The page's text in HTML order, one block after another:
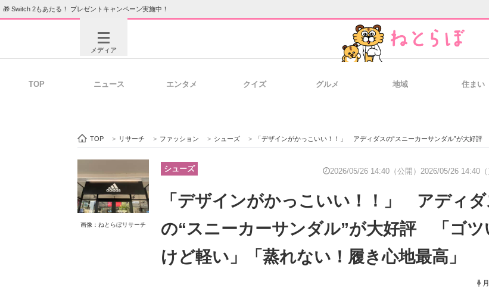
🎁 Switch 2もあたる！ プレゼントキャンペーン実施中！
メディア
ビジネスと働き方のヒント
IT製品の技術・比較・事例
TOP ニュース エンタメ クイズ グルメ 地域 住まい
TOP > リサーチ > ファッション > シューズ > 「デザインがかっこいい！！」 アディダスの“スニーカーサンダル”が大好評 「ゴツいけど軽い」「蒸れない！履き心
画像：ねとらぼリサーチ
シューズ 2026/05/26 14:40（公開） 2026/05/26 14:40（
「デザインがかっこいい！！」 アディダ
の“スニーカーサンダル”が大好評 「ゴツ
けど軽い」「蒸れない！履き心地最高」